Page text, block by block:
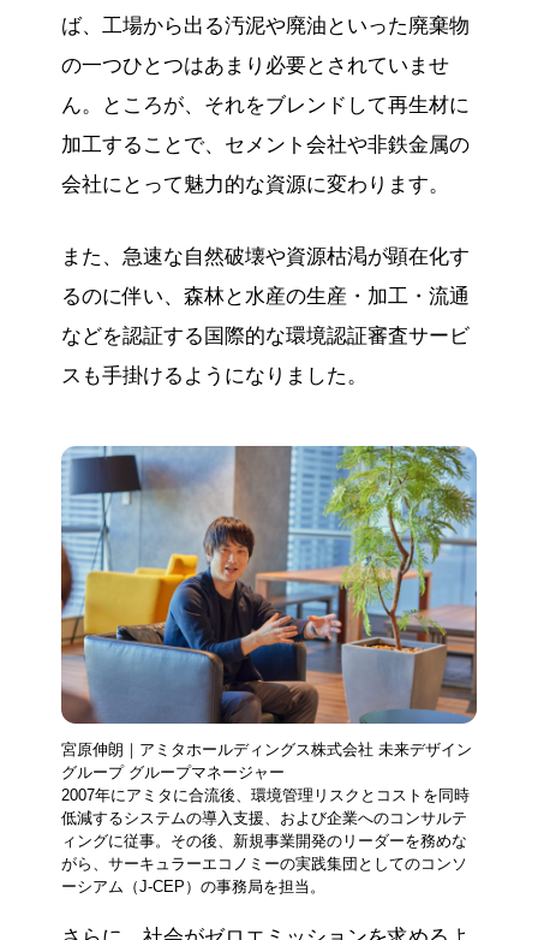
ば、工場から出る汚泥や廃油といった廃棄物
の一つひとつはあまり必要とされていませ
ん。ところが、それをブレンドして再生材に
加工することで、セメント会社や非鉄金属の
会社にとって魅力的な資源に変わります。
また、急速な自然破壊や資源枯渇が顕在化す
るのに伴い、森林と水産の生産・加工・流通
などを認証する国際的な環境認証審査サービ
スも手掛けるようになりました。
宮原伸朗｜アミタホールディングス株式会社 未来デザイン
グループ グループマネージャー
2007年にアミタに合流後、環境管理リスクとコストを同時
低減するシステムの導入支援、および企業へのコンサルテ
ィングに従事。その後、新規事業開発のリーダーを務めな
がら、サーキュラーエコノミーの実践集団としてのコンソ
ーシアム（J-CEP）の事務局を担当。